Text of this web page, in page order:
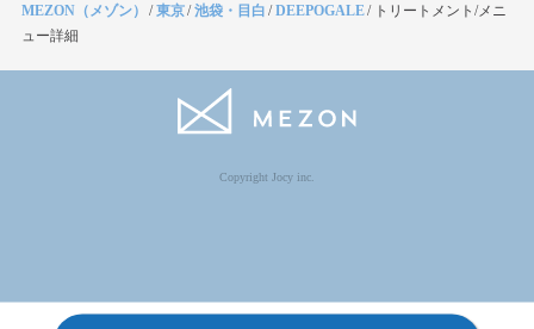
MEZON（メゾン） /東京/池袋・目白 /DEEPOGALE/ トリートメント/メニ
ュー詳細
Copyright Jocy inc.